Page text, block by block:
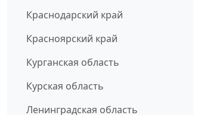
Краснодарский край
Красноярский край
Курганская область
Курская область
Ленинградская область